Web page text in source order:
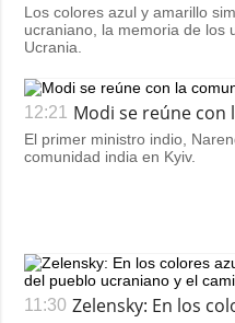
Los colores azul y amarillo
ucraniano, la memoria de los
Ucrania.
12:21 Modi se reúne con
El primer ministro indio,
comunidad india en Kyiv.
11:30 Zelensky: En los